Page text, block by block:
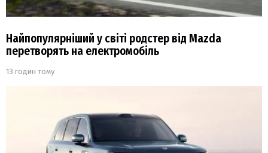
Найпопулярніший у світі родстер від Mazda
перетворять на електромобіль
13 годин тому